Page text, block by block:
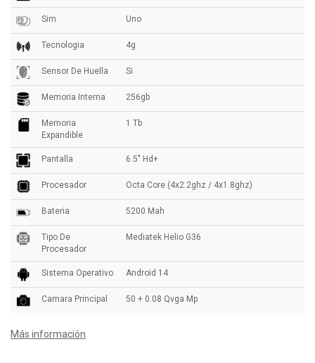
Sim Uno
Tecnologia 4g
Sensor De Huella Si
Memoria Interna 256gb
Memoria
Expandible
1 Tb
Pantalla 6.5" Hd+
Procesador Octa Core (4x2.2ghz / 4x1.8ghz)
Bateria 5200 Mah
Tipo De
Procesador
Mediatek Helio G36
Sistema Operativo Android 14
Camara Principal 50 + 0.08 Qvga Mp
Más información